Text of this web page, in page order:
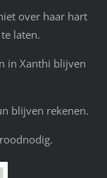
over haar hart
laten.
in Xanthi blijven
blijven rekenen.